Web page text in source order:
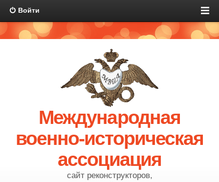
Войти
Международная
военно-историческая
ассоциация
сайт реконструкторов,